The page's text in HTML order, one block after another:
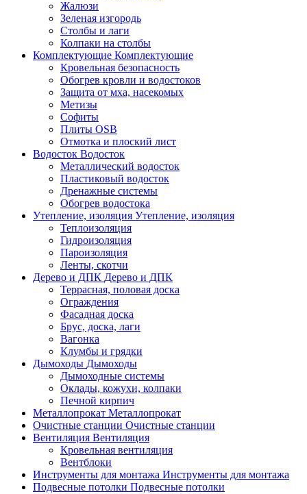
Жалюзи
Зеленая изгородь
Столбы и лаги
Колпаки на столбы
Комплектующие Комплектующие
Кровельная безопасность
Обогрев кровли и водостоков
Защита от мха, насекомых
Метизы
Софиты
Плиты OSB
Отмотка и плоский лист
Водосток Водосток
Металлический водосток
Пластиковый водосток
Дренажные системы
Обогрев водостока
Утепление, изоляция Утепление, изоляция
Теплоизоляция
Гидроизоляция
Пароизоляция
Ленты, скотчи
Дерево и ДПК Дерево и ДПК
Террасная, половая доска
Ограждения
Фасадная доска
Брус, доска, лаги
Вагонка
Клумбы и грядки
Дымоходы Дымоходы
Дымоходные системы
Оклады, кожухи, колпаки
Печной кирпич
Металлопрокат Металлопрокат
Очистные станции Очистные станции
Вентиляция Вентиляция
Кровельная вентиляция
Вентблоки
Инструменты для монтажа Инструменты для монтажа
Подвесные потолки Подвесные потолки